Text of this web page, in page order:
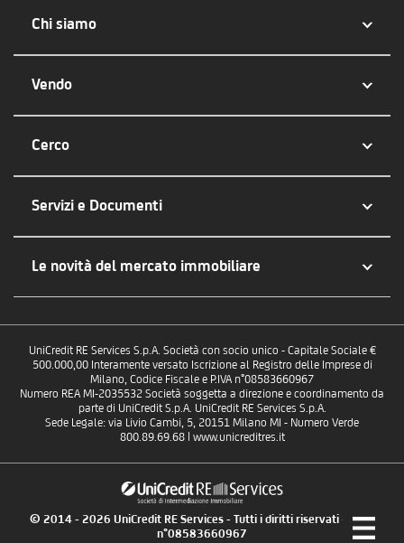
Chi siamo
Vendo
Cerco
Servizi e Documenti
Le novità del mercato immobiliare
UniCredit RE Services S.p.A. Società con socio unico - Capitale Sociale €
500.000,00 Interamente versato Iscrizione al Registro delle Imprese di
Milano, Codice Fiscale e P.IVA n°08583660967
Numero REA MI-2035532 Società soggetta a direzione e coordinamento da
parte di UniCredit S.p.A. UniCredit RE Services S.p.A.
Sede Legale: via Livio Cambi, 5, 20151 Milano MI - Numero Verde
800.89.69.68 | www.unicreditres.it
© 2014 - 2026 UniCredit RE Services - Tutti i diritti riservati - P.IVA
n°08583660967